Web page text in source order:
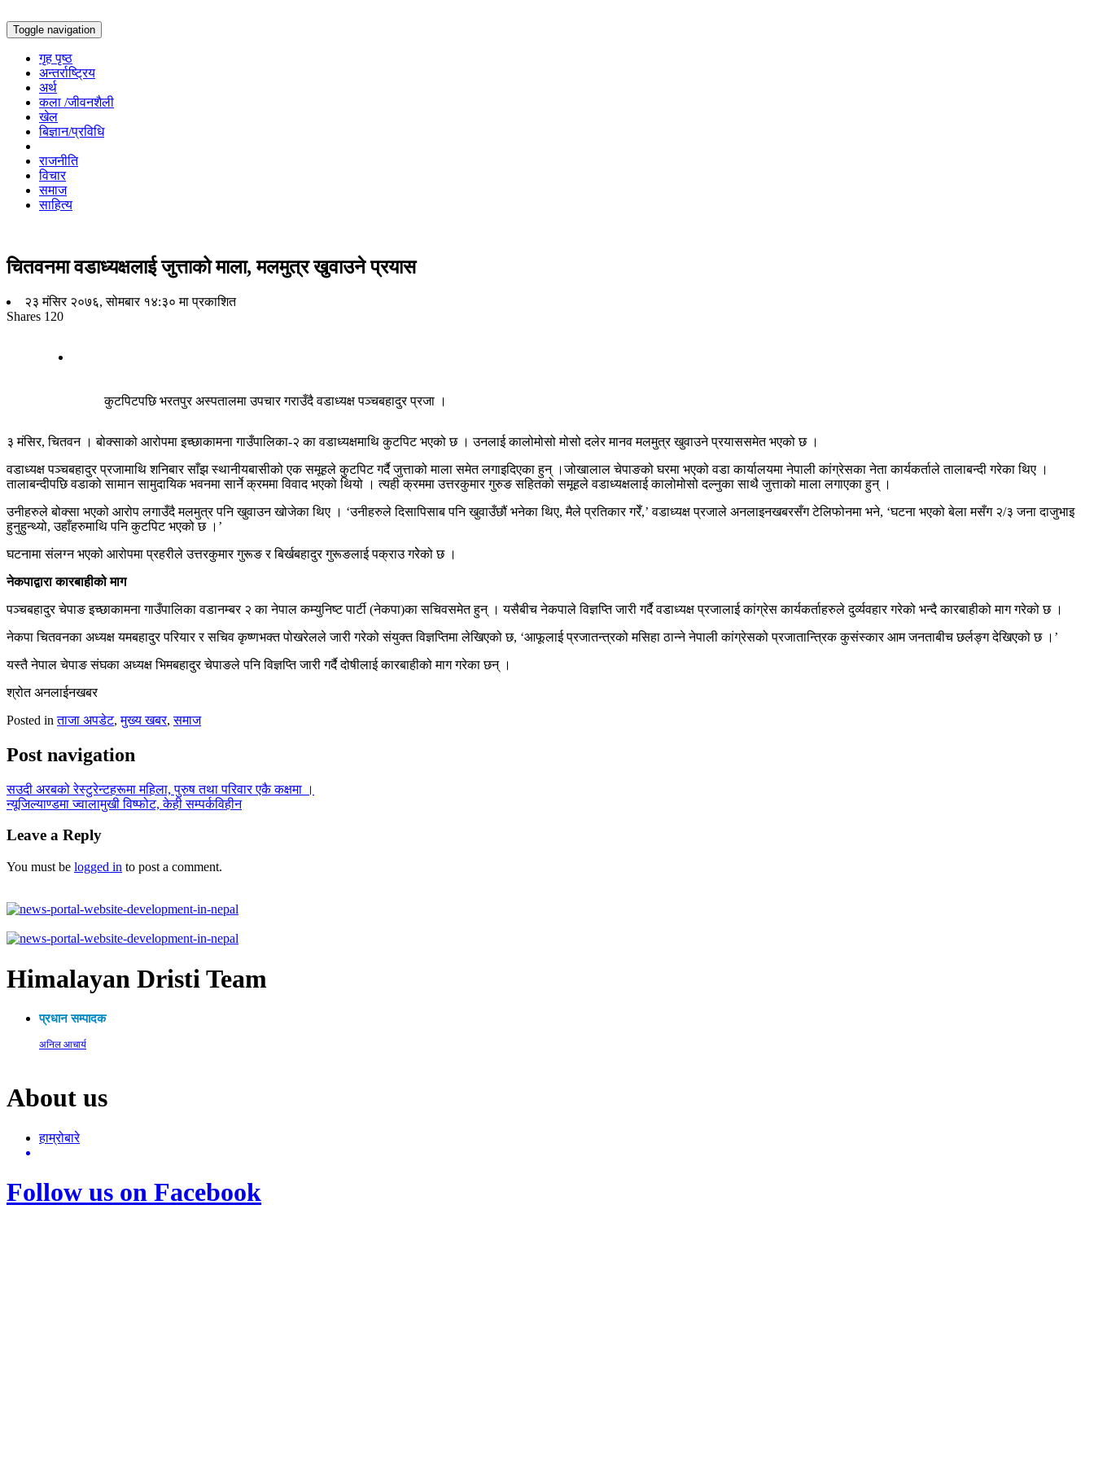
Toggle navigation
गृह पृष्ठ
अन्तर्राष्ट्रिय
अर्थ
कला /जीवनशैली
खेल
बिज्ञान/प्रविधि
राजनीति
विचार
समाज
साहित्य
चितवनमा वडाध्यक्षलाई जुत्ताको माला, मलमुत्र खुवाउने प्रयास
२३ मंसिर २०७६, सोमबार १४:३० मा प्रकाशित
Shares 120
कुटपिटपछि भरतपुर अस्पतालमा उपचार गराउँदै वडाध्यक्ष पञ्चबहादुर प्रजा ।
३ मंसिर, चितवन । बोक्साको आरोपमा इच्छाकामना गाउँपालिका-२ का वडाध्यक्षमाथि कुटपिट भएको छ । उनलाई कालोमोसो मोसो दलेर मानव मलमुत्र खुवाउने प्रयाससमेत भएको छ ।
वडाध्यक्ष पञ्चबहादुर प्रजामाथि शनिबार साँझ स्थानीयबासीको एक समूहले कुटपिट गर्दै जुत्ताको माला समेत लगाइदिएका हुन् ।जोखालाल चेपाङको घरमा भएको वडा कार्यालयमा नेपाली कांग्रेसका नेता कार्यकर्ताले तालाबन्दी गरेका थिए ।
तालाबन्दीपछि वडाको सामान सामुदायिक भवनमा सार्ने क्रममा विवाद भएको थियो । त्यही क्रममा उत्तरकुमार गुरुङ सहितको समूहले वडाध्यक्षलाई कालोमोसो दल्नुका साथै जुत्ताको माला लगाएका हुन् ।
उनीहरुले बोक्सा भएको आरोप लगाउँदै मलमुत्र पनि खुवाउन खोजेका थिए । ‘उनीहरुले दिसापिसाब पनि खुवाउँछौं भनेका थिए, मैले प्रतिकार गरेँ,’ वडाध्यक्ष प्रजाले अनलाइनखबरसँग टेलिफोनमा भने, ‘घटना भएको बेला मसँग २/३ जना दाजुभाइ
हुनुहुन्थ्यो, उहाँहरुमाथि पनि कुटपिट भएको छ ।’
घटनामा संलग्न भएको आरोपमा प्रहरीले उत्तरकुमार गुरूङ र बिर्खबहादुर गुरूङलाई पक्राउ गरेेको छ ।
नेकपाद्वारा कारबाहीको माग
पञ्चबहादुर चेपाङ इच्छाकामना गाउँपालिका वडानम्बर २ का नेपाल कम्युनिष्ट पार्टी (नेकपा)का सचिवसमेत हुन् । यसैबीच नेकपाले विज्ञप्ति जारी गर्दै वडाध्यक्ष प्रजालाई कांग्रेस कार्यकर्ताहरुले दुर्व्यवहार गरेको भन्दै कारबाहीको माग गरेको छ ।
नेकपा चितवनका अध्यक्ष यमबहादुर परियार र सचिव कृष्णभक्त पोखरेलले जारी गरेको संयुक्त विज्ञप्तिमा लेखिएको छ, ‘आफूलाई प्रजातन्त्रको मसिहा ठान्ने नेपाली कांग्रेसको प्रजातान्त्रिक कुसंस्कार आम जनताबीच छर्लङ्ग देखिएको छ ।’
यस्तै नेपाल चेपाङ संघका अध्यक्ष भिमबहादुर चेपाङले पनि विज्ञप्ति जारी गर्दै दोषीलाई कारबाहीको माग गरेका छन् ।
श्रोत अनलाईनखबर
Posted inताजा अपडेट,मुख्य खबर,समाज
Post navigation
सउदी अरबको रेस्टुरेन्टहरूमा महिला, पुरुष तथा परिवार एकै कक्षमा ।
न्यूजिल्याण्डमा ज्वालामुखी विष्फोट, केही सम्पर्कविहीन
Leave a Reply
You must be logged in to post a comment.
Himalayan Dristi Team
प्रधान सम्पादक
अनिल आचार्य
About us
हाम्रोबारे
Follow us on Facebook